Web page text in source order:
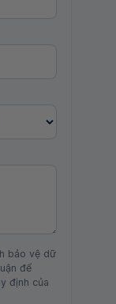
bảo vệ dữ
để
định của